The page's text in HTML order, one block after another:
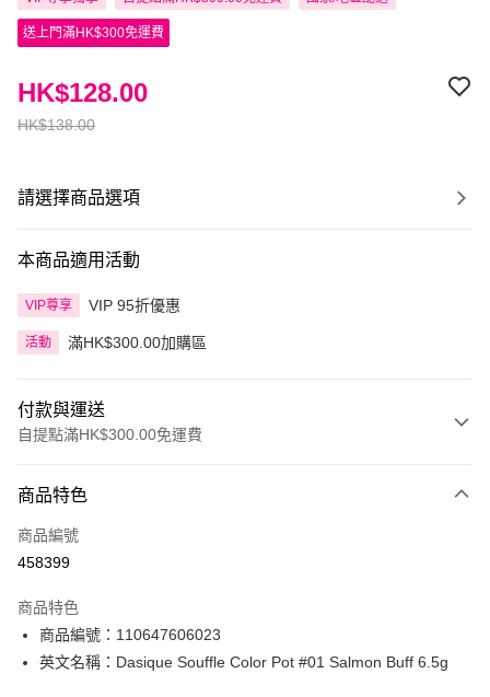
送上門滿HK$300免運費
HK$138.00
HK$128.00
請選擇商品選項
本商品適用活動
VIP尊享 VIP 95折優惠
活動 滿HK$300.00加購區
付款與運送
自提點滿HK$300.00免運費
信用卡
Apple Pay
PayMe
WeChat Pay
商品特色
商品編號
458399
商品特色
商品編號：110647606023
英文名稱：Dasique Souffle Color Pot #01 Salmon Buff 6.5g